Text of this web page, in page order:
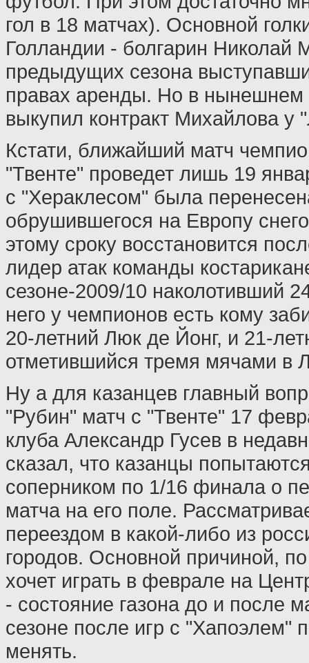
гол в 18 матчах). Основной
Голландии - болгарин Николай
предыдущих сезона
правах аренды. Но в нынешнем
выкупил контракт Михайлова у
Кстати, ближайший матч
"Твенте" проведет лишь 19
с "Хераклесом" была
обрушившегося на Европу
этому сроку восстановится
лидер атак команды
сезоне-2009/10 наколотивший
него у чемпионов есть кому
20-летний Люк де Йонг, и 21-
отметившийся тремя мячами в
Ну а для казанцев главный
"Рубин" матч с "Твенте" 17
клуба Александр Гусев в
сказал, что казанцы
соперником по 1/16 финала о
матча на его поле.
переездом в какой-либо из
городов. Основной причиной,
хочет играть в феврале на
- состояние газона до и после
сезоне после игр с "Хапоэлем"
менять.